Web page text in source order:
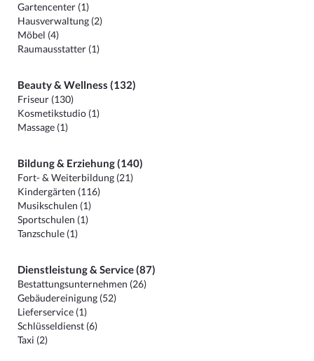
Gartencenter (1)
Hausverwaltung (2)
Möbel (4)
Raumausstatter (1)
Beauty & Wellness (132)
Friseur (130)
Kosmetikstudio (1)
Massage (1)
Bildung & Erziehung (140)
Fort- & Weiterbildung (21)
Kindergärten (116)
Musikschulen (1)
Sportschulen (1)
Tanzschule (1)
Dienstleistung & Service (87)
Bestattungsunternehmen (26)
Gebäudereinigung (52)
Lieferservice (1)
Schlüsseldienst (6)
Taxi (2)